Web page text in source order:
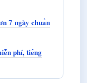
7 ngày chuẩn
phí, tiếng